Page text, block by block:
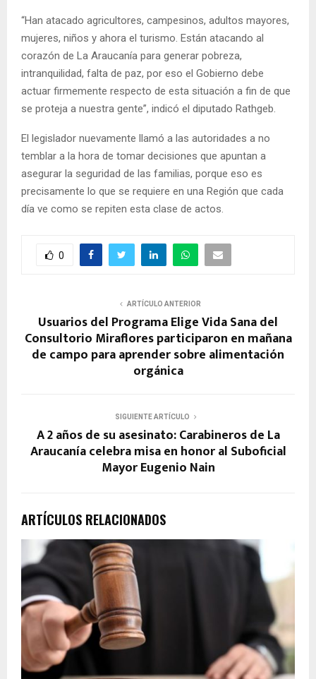
“Han atacado agricultores, campesinos, adultos mayores,
mujeres, niños y ahora el turismo. Están atacando al
corazón de La Araucanía para generar pobreza,
intranquilidad, falta de paz, por eso el Gobierno debe
actuar firmemente respecto de esta situación a fin de que
se proteja a nuestra gente”, indicó el diputado Rathgeb.
El legislador nuevamente llamó a las autoridades a no
temblar a la hora de tomar decisiones que apuntan a
asegurar la seguridad de las familias, porque eso es
precisamente lo que se requiere en una Región que cada
día ve como se repiten esta clase de actos.
0
ARTÍCULO ANTERIOR
Usuarios del Programa Elige Vida Sana del
Consultorio Miraflores participaron en mañana
de campo para aprender sobre alimentación
orgánica
SIGUIENTE ARTÍCULO
A 2 años de su asesinato: Carabineros de La
Araucanía celebra misa en honor al Suboficial
Mayor Eugenio Nain
ARTÍCULOS RELACIONADOS